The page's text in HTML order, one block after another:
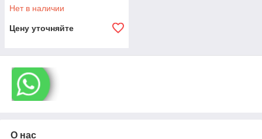
Нет в наличии
Цену уточняйте
О нас